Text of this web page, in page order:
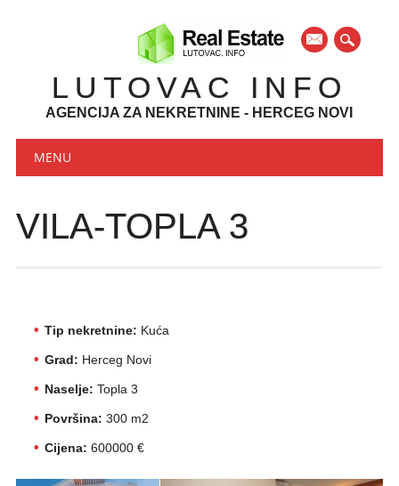
mail
LUTOVAC INFO
AGENCIJA ZA NEKRETNINE - HERCEG NOVI
Main menu
MENU
VILA-TOPLA 3
Tip nekretnine: Kuća
Grad: Herceg Novi
Naselje: Topla 3
Površina: 300 m2
Cijena: 600000 €